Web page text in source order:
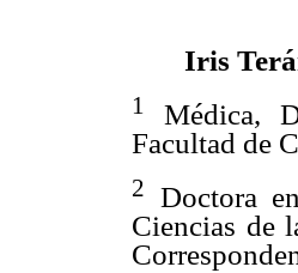
Iris
1
Médica,
Facultad de
2
Doctora
Ciencias de